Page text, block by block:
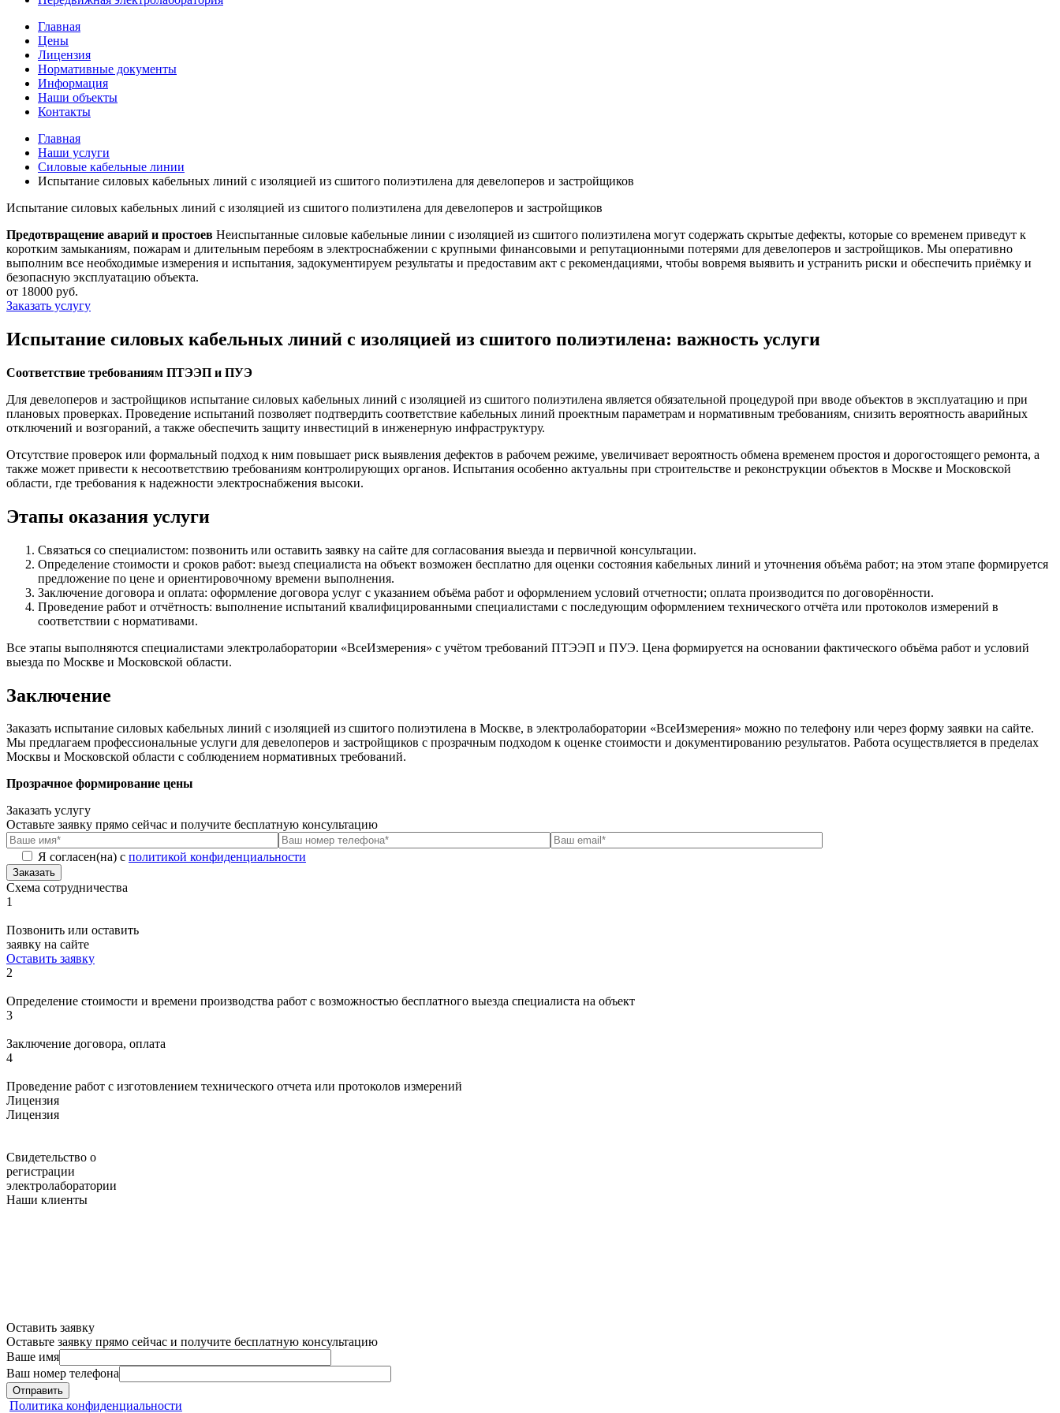
Главная
Цены
Лицензия
Нормативные документы
Информация
Наши объекты
Контакты
Главная
Наши услуги
Силовые кабельные линии
Испытание силовых кабельных линий с изоляцией из сшитого полиэтилена для девелоперов и застройщиков
Испытание силовых кабельных линий с изоляцией из сшитого полиэтилена для девелоперов и застройщиков
Предотвращение аварий и простоев Неиспытанные силовые кабельные линии с изоляцией из сшитого полиэтилена могут содержать скрытые дефекты, которые со временем приведут к
коротким замыканиям, пожарам и длительным перебоям в электроснабжении с крупными финансовыми и репутационными потерями для девелоперов и застройщиков. Мы оперативно
выполним все необходимые измерения и испытания, задокументируем результаты и предоставим акт с рекомендациями, чтобы вовремя выявить и устранить риски и обеспечить приёмку и
безопасную эксплуатацию объекта.
от 18000 руб.
Заказать услугу
Испытание силовых кабельных линий с изоляцией из сшитого полиэтилена: важность услуги
Соответствие требованиям ПТЭЭП и ПУЭ
Для девелоперов и застройщиков испытание силовых кабельных линий с изоляцией из сшитого полиэтилена является обязательной процедурой при вводе объектов в эксплуатацию и при
плановых проверках. Проведение испытаний позволяет подтвердить соответствие кабельных линий проектным параметрам и нормативным требованиям, снизить вероятность аварийных
отключений и возгораний, а также обеспечить защиту инвестиций в инженерную инфраструктуру.
Отсутствие проверок или формальный подход к ним повышает риск выявления дефектов в рабочем режиме, увеличивает вероятность обмена временем простоя и дорогостоящего ремонта, а
также может привести к несоответствию требованиям контролирующих органов. Испытания особенно актуальны при строительстве и реконструкции объектов в Москве и Московской
области, где требования к надежности электроснабжения высоки.
Этапы оказания услуги
Связаться со специалистом: позвонить или оставить заявку на сайте для согласования выезда и первичной консультации.
Определение стоимости и сроков работ: выезд специалиста на объект возможен бесплатно для оценки состояния кабельных линий и уточнения объёма работ; на этом этапе формируется
предложение по цене и ориентировочному времени выполнения.
Заключение договора и оплата: оформление договора услуг с указанием объёма работ и оформлением условий отчетности; оплата производится по договорённости.
Проведение работ и отчётность: выполнение испытаний квалифицированными специалистами с последующим оформлением технического отчёта или протоколов измерений в
соответствии с нормативами.
Все этапы выполняются специалистами электролаборатории «ВсеИзмерения» с учётом требований ПТЭЭП и ПУЭ. Цена формируется на основании фактического объёма работ и условий
выезда по Москве и Московской области.
Заключение
Заказать испытание силовых кабельных линий с изоляцией из сшитого полиэтилена в Москве, в электролаборатории «ВсеИзмерения» можно по телефону или через форму заявки на сайте.
Мы предлагаем профессиональные услуги для девелоперов и застройщиков с прозрачным подходом к оценке стоимости и документированию результатов. Работа осуществляется в пределах
Москвы и Московской области с соблюдением нормативных требований.
Прозрачное формирование цены
Заказать услугу
Оставьте заявку прямо сейчас и получите бесплатную консультацию
Я согласен(на) с политикой конфиденциальности
Заказать
Схема сотрудничества
1
Позвонить или оставить
заявку на сайте
Оставить заявку
2
Определение стоимости и времени производства работ с возможностью бесплатного выезда специалиста на объект
3
Заключение договора, оплата
4
Проведение работ с изготовлением технического отчета или протоколов измерений
Лицензия
Лицензия
Свидетельство о
регистрации
электролаборатории
Наши клиенты
Оставить заявку
Оставьте заявку прямо сейчас и получите бесплатную консультацию
Ваше имя
Ваш номер телефона
Отправить
Политика конфиденциальности